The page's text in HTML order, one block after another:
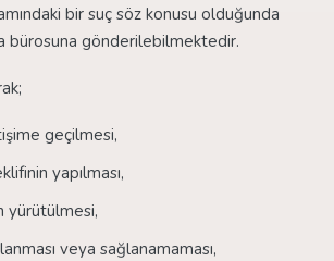
bir suç söz konusu olduğunda
bürosuna gönderilebilmektedir.
geçilmesi,
yapılması,
yürütülmesi,
veya sağlanamaması,